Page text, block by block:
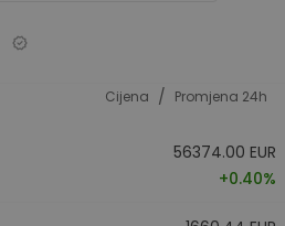
Cijena / Promjena 24h
56374.00 EUR
+0.40%